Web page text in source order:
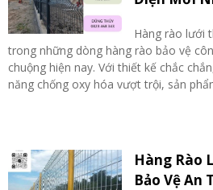
Hàng rào lưới
trong những dòng hàng rào bảo vệ
chuộng hiện nay. Với thiết kế chắc
năng chống oxy hóa vượt trội, sản
Hàng Rào
Bảo Vệ An